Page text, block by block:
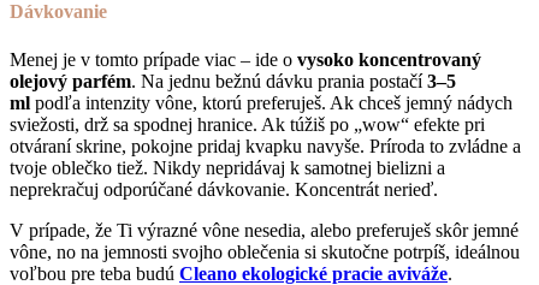
Dávkovanie
Menej je v tomto prípade viac – ide o vysoko koncentrovaný
olejový parfém. Na jednu bežnú dávku prania postačí3–5
ml podľa intenzity vône, ktorú preferuješ. Ak chceš jemný nádych
sviežosti, drž sa spodnej hranice. Ak túžiš po „wow“ efekte pri
otváraní skrine, pokojne pridaj kvapku navyše. Príroda to zvládne a
tvoje oblečko tiež. Nikdy nepridávaj k samotnej bielizni a
neprekračuj odporúčané dávkovanie. Koncentrát nerieď.
V prípade, že Ti výrazné vône nesedia, alebo preferuješ skôr jemné
vône, no na jemnosti svojho oblečenia si skutočne potrpíš, ideálnou
voľbou pre teba budú Cleano ekologické pracie aviváže.